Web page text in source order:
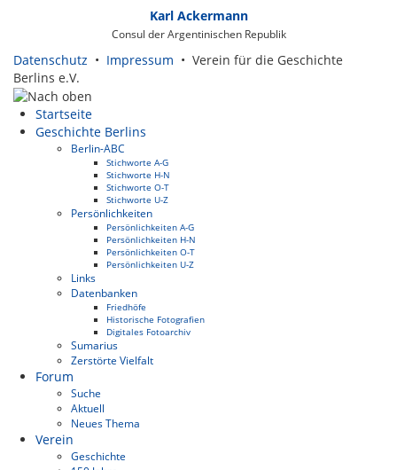
Karl Ackermann
Consul der Argentinischen Republik
Datenschutz • Impressum • Verein für die Geschichte
Berlins e.V.
Startseite
Geschichte Berlins
Berlin-ABC
Stichworte A-G
Stichworte H-N
Stichworte O-T
Stichworte U-Z
Persönlichkeiten
Persönlichkeiten A-G
Persönlichkeiten H-N
Persönlichkeiten O-T
Persönlichkeiten U-Z
Links
Datenbanken
Friedhöfe
Historische Fotografien
Digitales Fotoarchiv
Sumarius
Zerstörte Vielfalt
Forum
Suche
Aktuell
Neues Thema
Verein
Geschichte